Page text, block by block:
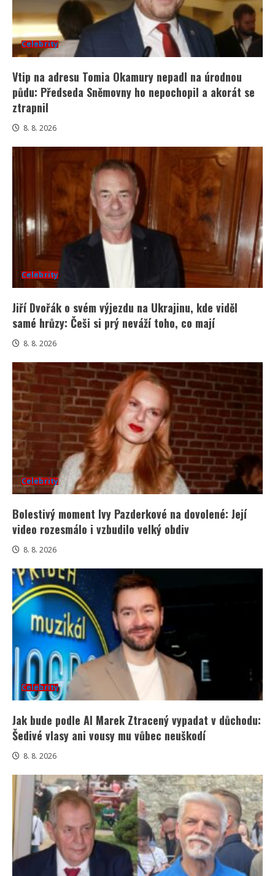
Celebrity
Vtip na adresu Tomia Okamury nepadl na úrodnou
půdu: Předseda Sněmovny ho nepochopil a akorát se
ztrapnil
8. 8. 2026
Celebrity
Jiří Dvořák o svém výjezdu na Ukrajinu, kde viděl
samé hrůzy: Češi si prý neváží toho, co mají
8. 8. 2026
Celebrity
Bolestivý moment Ivy Pazderkové na dovolené: Její
video rozesmálo i vzbudilo velký obdiv
8. 8. 2026
Celebrity
Jak bude podle AI Marek Ztracený vypadat v důchodu:
Šedivé vlasy ani vousy mu vůbec neuškodí
8. 8. 2026